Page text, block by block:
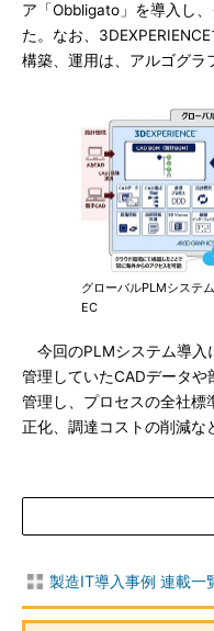
ア「Obbligato」を導入し
た。なお、
構築、運用は、アルゴグラ
グローバルPLMシステ
EC
今回のPLMシステム導入
管理していたCADデータ
管理し、プロセスの全社標
正化、調達コストの削減な
製造IT導入事例 連載一